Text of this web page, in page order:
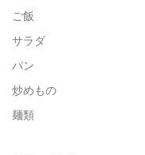
ご飯
サラダ
パン
炒めもの
麺類